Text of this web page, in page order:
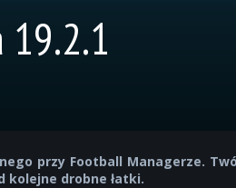
19.2.1
przy Football Managerze.
kolejne drobne łatki.